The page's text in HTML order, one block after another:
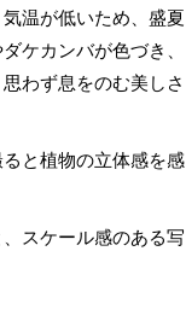
温が低いため、盛夏
ケカンバが色づき、
わず息をのむ美しさ
と植物の立体感を感
スケール感のある写